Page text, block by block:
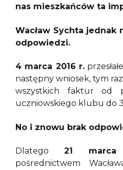
nas mieszkańców ta
Wacław Sychta jednak
odpowiedzi.
4 marca 2016 r.
następny wniosek, tym
wszystkich faktur od
uczniowskiego klubu do
No i znowu brak
Dlatego 21
pośrednictwem